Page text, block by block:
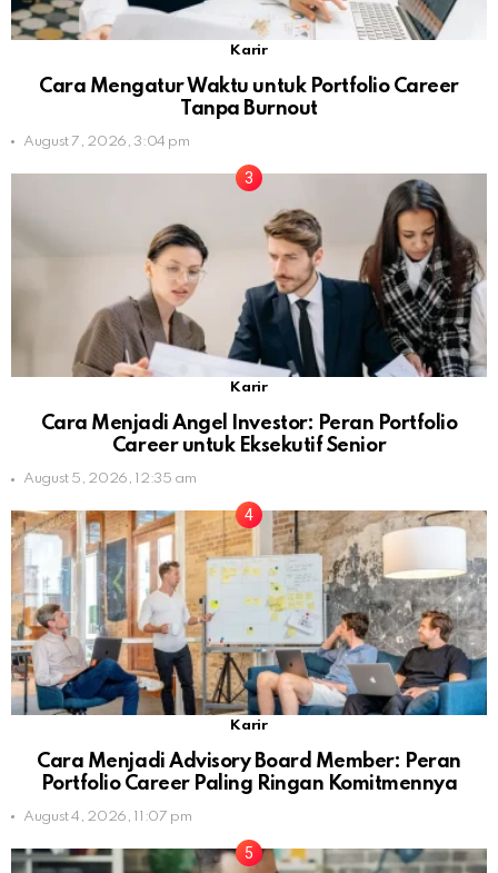
Karir
Cara Mengatur Waktu untuk Portfolio Career
Tanpa Burnout
August 7, 2026, 3:04 pm
Karir
Cara Menjadi Angel Investor: Peran Portfolio
Career untuk Eksekutif Senior
August 5, 2026, 12:35 am
Karir
Cara Menjadi Advisory Board Member: Peran
Portfolio Career Paling Ringan Komitmennya
August 4, 2026, 11:07 pm